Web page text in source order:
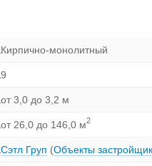
Кирпично-монолитный
9
от 3,0 до 3,2 м
от 26,0 до 146,0 м2
Сэтл Груп (Объекты